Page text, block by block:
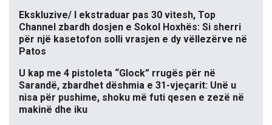
Ekskluzive/ I ekstraduar pas 30 vitesh, Top
Channel zbardh dosjen e Sokol Hoxhës: Si sherri
për një kasetofon solli vrasjen e dy vëllezërve në
Patos
U kap me 4 pistoleta “Glock” rrugës për në
Sarandë, zbardhet dëshmia e 31-vjeçarit: Unë u
nisa për pushime, shoku më futi qesen e zezë në
makinë dhe iku